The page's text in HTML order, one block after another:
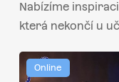
Nabízíme
která nekončí u
Online